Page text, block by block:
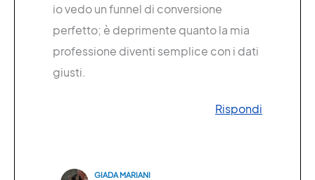
io vedo un funnel di conversione
perfetto; è deprimente quanto la mia
professione diventi semplice con i dati
giusti.
Rispondi
GIADA MARIANI